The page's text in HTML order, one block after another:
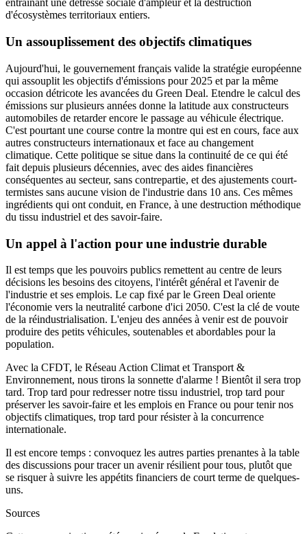
entrainant une détresse sociale d'ampleur et la destruction
d'écosystèmes territoriaux entiers.
Un assouplissement des objectifs climatiques
Aujourd'hui, le gouvernement français valide la stratégie européenne
qui assouplit les objectifs d'émissions pour 2025 et par la même
occasion détricote les avancées du Green Deal. Etendre le calcul des
émissions sur plusieurs années donne la latitude aux constructeurs
automobiles de retarder encore le passage au véhicule électrique.
C'est pourtant une course contre la montre qui est en cours, face aux
autres constructeurs internationaux et face au changement
climatique. Cette politique se situe dans la continuité de ce qui été
fait depuis plusieurs décennies, avec des aides financières
conséquentes au secteur, sans contrepartie, et des ajustements court-
termistes sans aucune vision de l'industrie dans 10 ans. Ces mêmes
ingrédients qui ont conduit, en France, à une destruction méthodique
du tissu industriel et des savoir-faire.
Un appel à l'action pour une industrie durable
Il est temps que les pouvoirs publics remettent au centre de leurs
décisions les besoins des citoyens, l'intérêt général et l'avenir de
l'industrie et ses emplois. Le cap fixé par le Green Deal oriente
l'économie vers la neutralité carbone d'ici 2050. C'est la clé de voute
de la réindustrialisation. L'enjeu des années à venir est de pouvoir
produire des petits véhicules, soutenables et abordables pour la
population.
Avec la CFDT, le Réseau Action Climat et Transport &
Environnement, nous tirons la sonnette d'alarme ! Bientôt il sera trop
tard. Trop tard pour redresser notre tissu industriel, trop tard pour
préserver les savoir-faire et les emplois en France ou pour tenir nos
objectifs climatiques, trop tard pour résister à la concurrence
internationale.
Il est encore temps : convoquez les autres parties prenantes à la table
des discussions pour tracer un avenir résilient pour tous, plutôt que
se risquer à suivre les appétits financiers de court terme de quelques-
uns.
Sources